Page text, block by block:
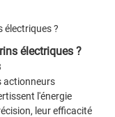
électriques ?
actionneurs
l'énergie
leur efficacité